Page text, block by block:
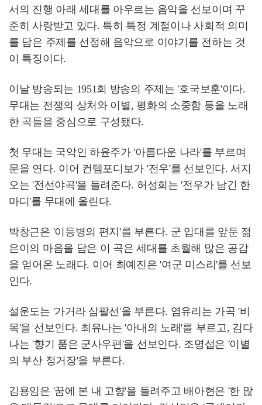
서의 진행 아래 세대를 아우르는 음악을 선보이며 꾸
준히 사랑받고 있다. 특히 특정 계절이나 사회적 의미
를 담은 주제를 선정해 음악으로 이야기를 전하는 것
이 특징이다.
이날 방송되는 1951회 방송의 주제는 '호국보훈'이다.
무대는 전쟁의 상처와 이별, 평화의 소중함 등을 노래
한 곡들을 중심으로 구성됐다.
첫 무대는 국악인 하윤주가 '아름다운 나라'를 부르며
문을 연다. 이어 컨템포디보가 '전우'를 선보인다. 서지
오는 '전선야곡'을 들려준다. 허성희는 '전우가 남긴 한
마디'를 무대에 올린다.
박창근은 '이등병의 편지'를 부른다. 군 입대를 앞둔 젊
은이의 마음을 담은 이 곡은 세대를 초월해 많은 공감
을 얻어온 노래다. 이어 최예진은 '여군 미스리'를 선보
인다.
설운도는 '가거라 삼팔선'을 부른다. 염유리는 가곡 '비
목'을 선보인다. 최유나는 '아내의 노래'를 부르고, 김다
나는 '향기 품은 군사우편'을 선보인다. 조명섭은 '이별
의 부산 정거장'을 부른다.
김용임은 '꿈에 본 내 고향'을 들려주고 배아현은 '한 많